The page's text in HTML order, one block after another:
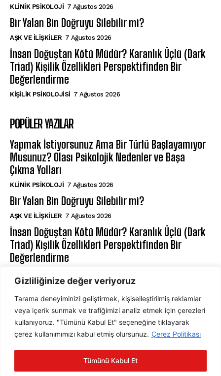
Gizliliğinize değer veriyoruz
Tarama deneyiminizi geliştirmek, kişiselleştirilmiş reklamlar
veya içerik sunmak ve trafiğimizi analiz etmek için çerezleri
kullanıyoruz. "Tümünü Kabul Et" seçeneğine tıklayarak
çerez kullanımımızı kabul etmiş olursunuz. Çerez Politikası
Tümünü Kabul Et
KLINIK PSIKOLOJI 7 Ağustos 2026
Bir Yalan Bin Doğruyu Silebilir mi?
AŞK VE İLIŞKILER 7 Ağustos 2026
İnsan Doğuştan Kötü Müdür? Karanlık Üçlü (Dark
Triad) Kişilik Özellikleri Perspektifinden Bir
Değerlendirme
KIŞILIK PSIKOLOJISI 7 Ağustos 2026
POPÜLER YAZILAR
Yapmak İstiyorsunuz Ama Bir Türlü Başlayamıyor
Musunuz? Olası Psikolojik Nedenler ve Başa
Çıkma Yolları
KLINIK PSIKOLOJI 7 Ağustos 2026
Bir Yalan Bin Doğruyu Silebilir mi?
AŞK VE İLIŞKILER 7 Ağustos 2026
İnsan Doğuştan Kötü Müdür? Karanlık Üçlü (Dark
Triad) Kişilik Özellikleri Perspektifinden Bir
Değerlendirme
ABONE OL
ABONE OL